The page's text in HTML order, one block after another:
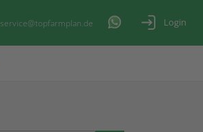
service@topfarmplan.de Login